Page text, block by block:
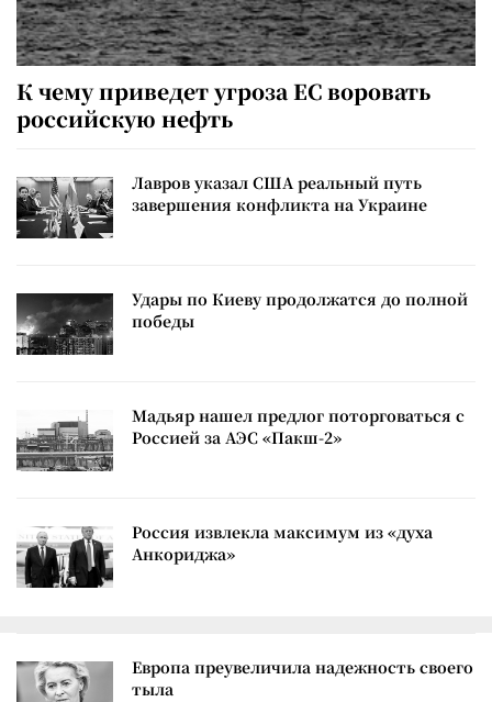
К чему приведет угроза ЕС воровать
российскую нефть
Лавров указал США реальный путь
завершения конфликта на Украине
Удары по Киеву продолжатся до полной
победы
Мадьяр нашел предлог поторговаться с
Россией за АЭС «Пакш-2»
Россия извлекла максимум из «духа
Анкориджа»
Европа преувеличила надежность своего
тыла